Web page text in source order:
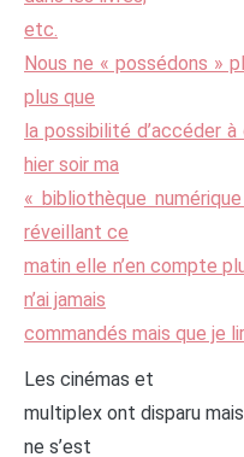
etc.
Nous ne « possédons »
plus que
la possibilité d’accéder
hier soir ma
« bibliothèque
réveillant ce
matin elle n’en compte
n’ai jamais
commandés mais que je
Les cinémas et
multiplex ont disparu
ne s’est